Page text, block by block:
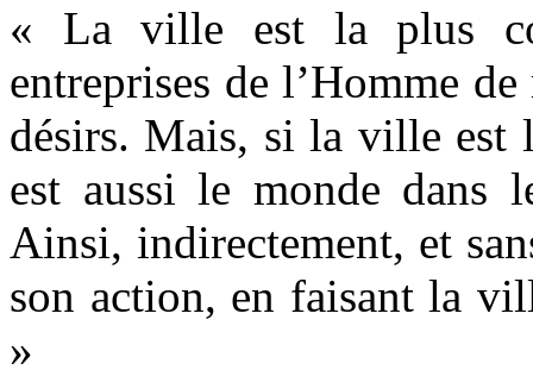
« La ville est la plus
entreprises de l’Homme
désirs. Mais, si la ville est
est aussi le monde dans
Ainsi, indirectement, et
son action, en faisant la
»